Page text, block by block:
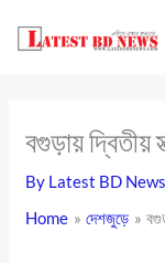
বগুড়ায় দ্বিতীয়
By Latest BD
Home
দেশজুড়ে